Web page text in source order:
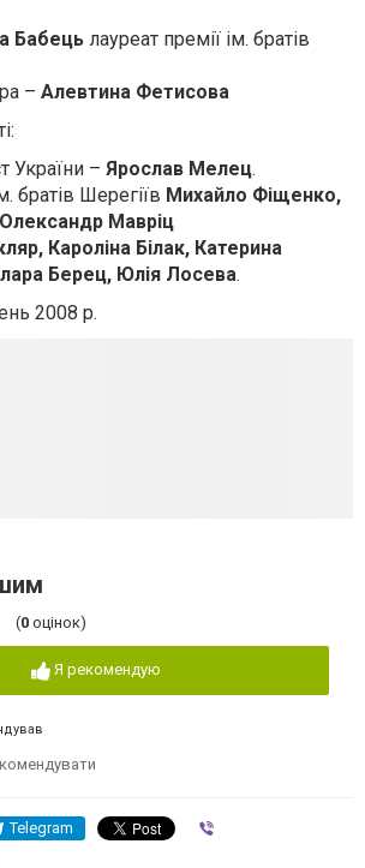
Бабець лауреат премії ім. братів
– Алевтина Фетисова
України – Ярослав Мелец.
братів Шерегіїв Михайло Фіщенко,
Мавріц
Кароліна Білак, Катерина
Берец, Юлія Лосева.
2008 р.
(0 оцінок)
Я рекомендую
Telegram